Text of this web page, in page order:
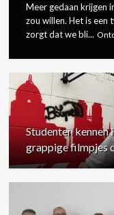
Meer gedaan krijgen
zou willen. Het is een
zorgt dat we bli...
Studenten kennen
grappige filmpjes